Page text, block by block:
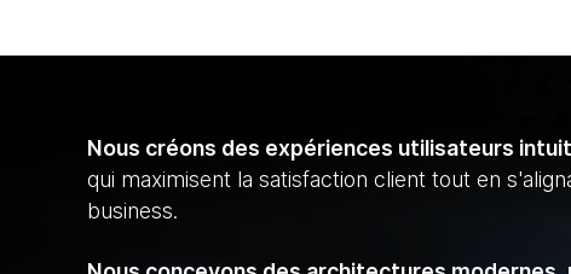
Nous créons des expériences utilisateurs
qui maximisent la satisfaction client tout en
business.